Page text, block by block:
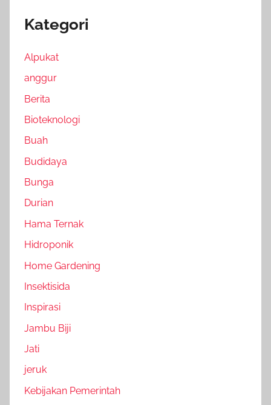
Kategori
Alpukat
anggur
Berita
Bioteknologi
Buah
Budidaya
Bunga
Durian
Hama Ternak
Hidroponik
Home Gardening
Insektisida
Inspirasi
Jambu Biji
Jati
jeruk
Kebijakan Pemerintah